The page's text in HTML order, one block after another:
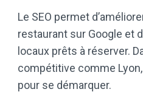
Le SEO permet
restaurant sur Google et
locaux prêts à réserver.
compétitive comme
pour se démarquer.